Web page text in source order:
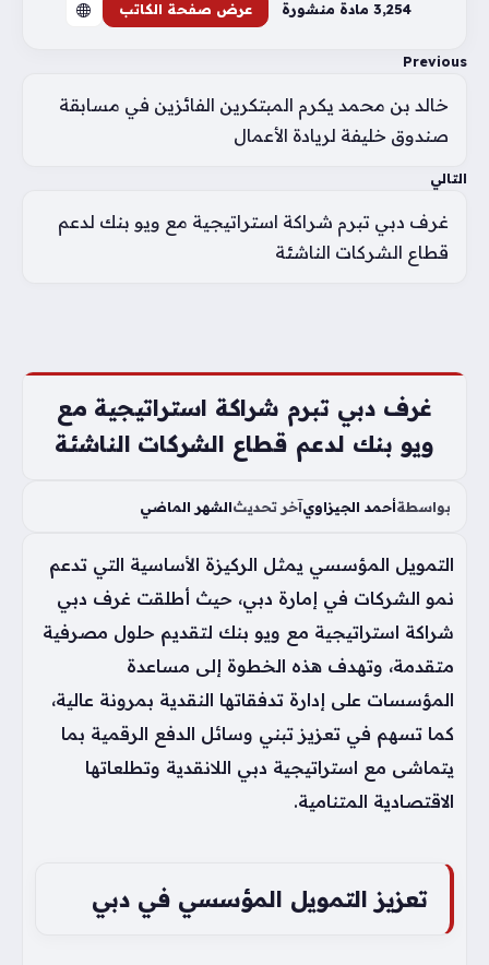
3٬254 مادة منشورة عرض صفحة الكاتب
Previous
خالد بن محمد يكرم المبتكرين الفائزين في مسابقة
صندوق خليفة لريادة الأعمال
التالي
غرف دبي تبرم شراكة استراتيجية مع ويو بنك لدعم
قطاع الشركات الناشئة
غرف دبي تبرم شراكة استراتيجية مع
ويو بنك لدعم قطاع الشركات الناشئة
بواسطةأحمد الجيزاويآخر تحديثالشهر الماضي
التمويل المؤسسي يمثل الركيزة الأساسية التي تدعم
نمو الشركات في إمارة دبي، حيث أطلقت غرف دبي
شراكة استراتيجية مع ويو بنك لتقديم حلول مصرفية
متقدمة، وتهدف هذه الخطوة إلى مساعدة
المؤسسات على إدارة تدفقاتها النقدية بمرونة عالية،
كما تسهم في تعزيز تبني وسائل الدفع الرقمية بما
يتماشى مع استراتيجية دبي اللانقدية وتطلعاتها
الاقتصادية المتنامية.
تعزيز التمويل المؤسسي في دبي